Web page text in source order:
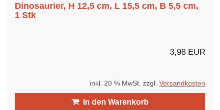
Dinosaurier, H 12,5 cm, L 15,5 cm, B 5,5 cm,
1 Stk
3,98 EUR
inkl. 20 % MwSt. zzgl. Versandkosten
In den Warenkorb